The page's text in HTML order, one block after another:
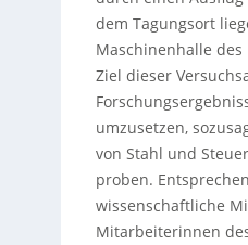
dem Tagungsort
Maschinenhalle des
Ziel dieser
umzusetzen,
von Stahl und
proben.
wissenschaftliche
Mitarbeiterinnen